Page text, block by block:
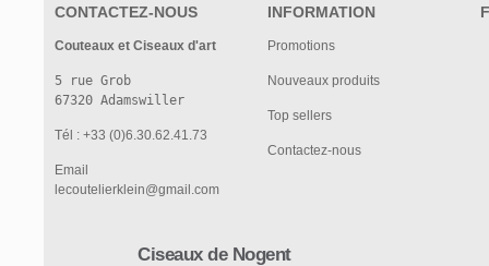
CONTACTEZ-NOUS
Couteaux et Ciseaux d'art
5 rue Grob
Tél : +33 (0)6.30.62.41.73
Email
lecoutelierklein@gmail.com
INFORMATION
Promotions
Nouveaux produits
Top sellers
Contactez-nous
Ciseaux de Nogent